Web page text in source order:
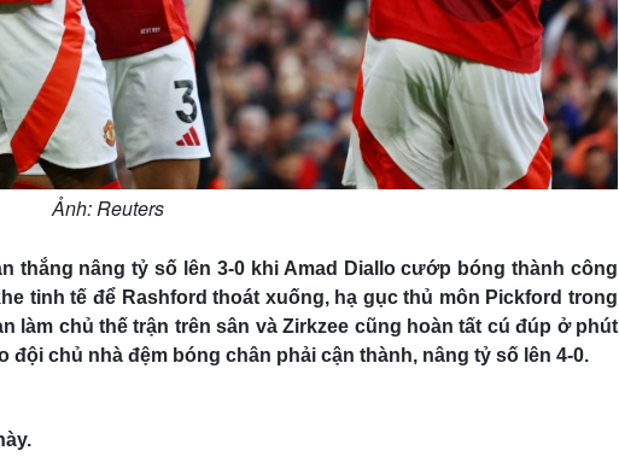
Ảnh: Reuters
thắng nâng tỷ số lên 3-0 khi Amad Diallo cướp bóng thành công
tinh tế để Rashford thoát xuống, hạ gục thủ môn Pickford trong
làm chủ thế trận trên sân và Zirkzee cũng hoàn tất cú đúp ở phút
đội chủ nhà đệm bóng chân phải cận thành, nâng tỷ số lên 4-0.